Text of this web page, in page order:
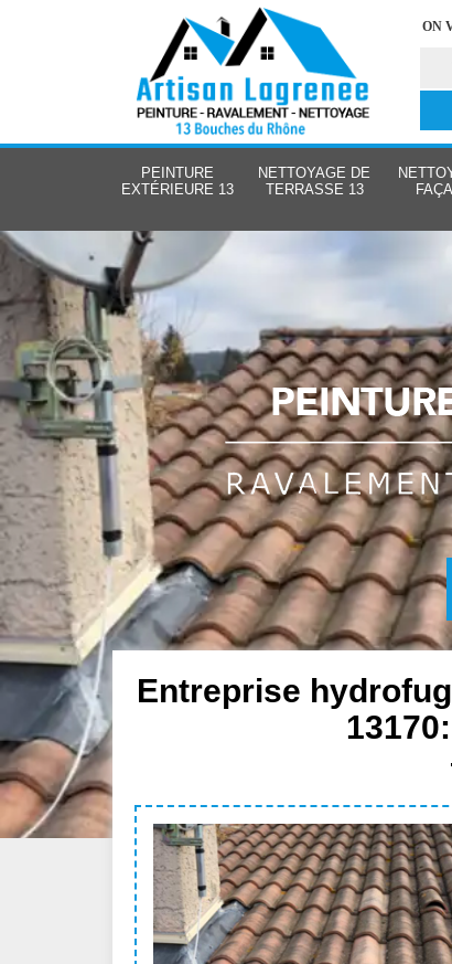
ON
PEINTURE
EXTÉRIEURE 13
NETTOYAGE DE
TERRASSE 13
Entreprise